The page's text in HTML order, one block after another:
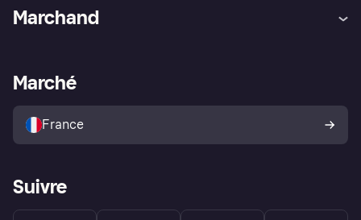
Explorez les magasins
Politique de protection de
l’acheteur Klarna
Marchand
Portail Marchand
Marché
France
Suivre